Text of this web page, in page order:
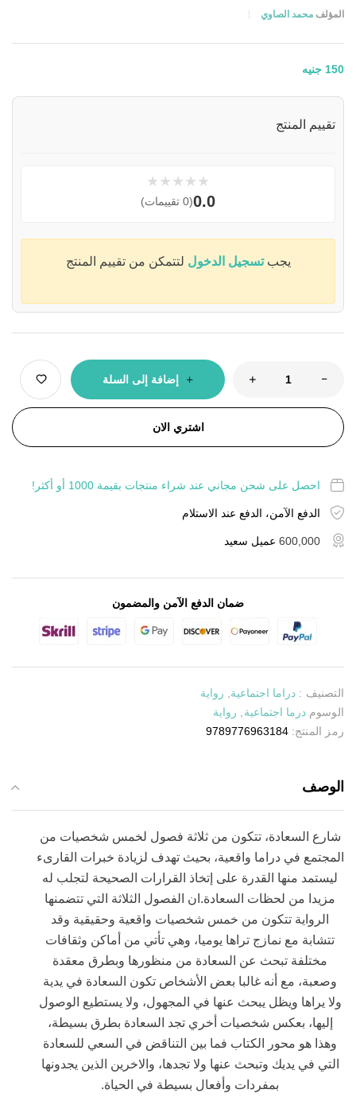
المؤلف محمد الصاوي
150 جنيه
تقييم المنتج
★
★
★
★
★
0.0(0 تقييمات)
يجبتسجيل الدخول لتتمكن من تقييم المنتج
إضافة إلى السلة
اشتري الان
احصل على شحن مجاني عند شراء منتجات بقيمة 1000 أو أكثر!
الدفع الآمن، الدفع عند الاستلام
600,000 عميل سعيد
ضمان الدفع الآمن والمضمون
التصنيف : دراما اجتماعية
رواية
الوسوم درما اجتماعية
رواية
رمز المنتج: 9789776963184
الوصف
شارع السعادة، تتكون من ثلاثة فصول لخمس شخصيات من
المجتمع في دراما واقعية، بحيث تهدف لزيادة خبرات القارىء
ليستمد منها القدرة على إتخاذ القرارات الصحيحة لتجلب له
مزيدا من لحظات السعادة.ان الفصول الثلاثة التي تتضمنها
الرواية تتكون من خمس شخصيات واقعية وحقيقية وقد
تتشابة مع نمازج تراها يوميا، وهي تأتي من أماكن وثقافات
مختلفة تبحث عن السعادة من منظورها وبطرق معقدة
وصعبة، مع أنه غالبا بعض الأشخاص تكون السعادة في يدية
ولا يراها ويظل يبحث عنها في المجهول، ولا يستطيع الوصول
إليها، بعكس شخصيات أخري تجد السعادة بطرق بسيطة،
وهذا هو محور الكتاب فما بين التناقض في السعي للسعادة
التي في يديك وتبحث عنها ولا تجدها، والاخرين الذين يجدونها
بمفردات وأفعال بسيطة في الحياة.